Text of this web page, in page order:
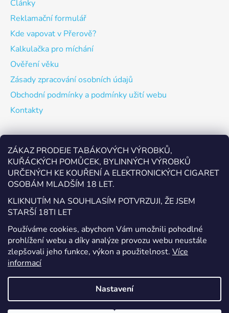
ZÁKAZ PRODEJE TABÁKOVÝCH VÝROBKŮ,
KUŘÁCKÝCH POMŮCEK, BYLINNÝCH VÝROBKŮ
URČENÝCH KE KOUŘENÍ A ELEKTRONICKÝCH CIGARET
OSOBÁM MLADŠÍM 18 LET.
KLIKNUTÍM NA SOUHLASÍM POTVRZUJI, ŽE JSEM
STARŠÍ 18TI LET
Používáme cookies, abychom Vám umožnili pohodlné
prohlížení webu a díky analýze provozu webu neustále
zlepšovali jeho funkce, výkon a použitelnost. Více
informací
Nastavení
Články
Reklamační formulář
Kde vapovat v Přerově?
Kalkulačka pro míchání
Ověření věku
Zásady zpracování osobních údajů
Obchodní podmínky a podmínky užití webu
Kontakty
Odebírat newsletter
Vložte svůj e-mail a my vám budeme zasílat informace o
nových produktech na našem e-shopu.
E-mail
Vložením e-mailu souhlasíte s
podmínkami ochrany
osobních údajů
PŘIHLÁSIT SE